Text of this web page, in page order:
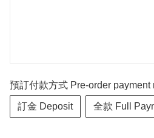
預訂付款方式 Pre-order payment
訂金 Deposit 全款 Full